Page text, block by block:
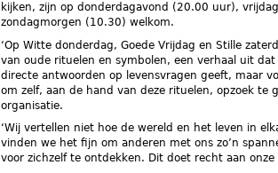
kijken, zijn op donderdagavond (20.00 uur),
zondagmorgen (10.30) welkom.
‘Op Witte donderdag, Goede Vrijdag en Stille
van oude rituelen en symbolen, een verhaal uit
directe antwoorden op levensvragen geeft, maar
om zelf, aan de hand van deze rituelen, opzoek te
organisatie.
‘Wij vertellen niet hoe de wereld en het leven in
vinden we het fijn om anderen met ons zo’n
voor zichzelf te ontdekken. Dit doet recht aan